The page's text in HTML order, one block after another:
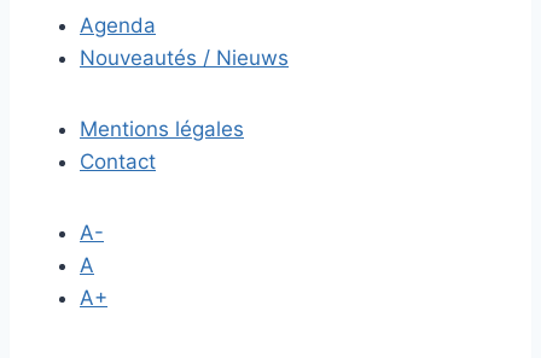
Agenda
Nouveautés / Nieuws
Mentions légales
Contact
A-
A
A+